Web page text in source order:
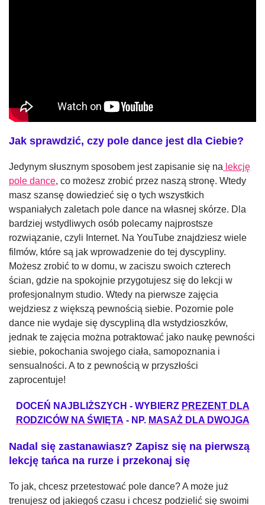
Jak sprawdzić, czy pole dance jest dla Ciebie?
Jedynym słusznym sposobem jest zapisanie się na lekcję
pole dance, co możesz zrobić przez naszą stronę. Wtedy
masz szansę dowiedzieć się o tych wszystkich
wspaniałych zaletach pole dance na własnej skórze. Dla
bardziej wstydliwych osób polecamy najprostsze
rozwiązanie, czyli Internet. Na YouTube znajdziesz wiele
filmów, które są jak wprowadzenie do tej dyscypliny.
Możesz zrobić to w domu, w zaciszu swoich czterech
ścian, gdzie na spokojnie przygotujesz się do lekcji w
profesjonalnym studio. Wtedy na pierwsze zajęcia
wejdziesz z większą pewnością siebie. Pozornie pole
dance nie wydaje się dyscypliną dla wstydzioszków,
jednak te zajęcia można potraktować jako naukę pewności
siebie, pokochania swojego ciała, samopoznania i
sensualności. A to z pewnością w przyszłości
zaprocentuje!
DOCEŃ NAJBLIŻSZYCH - WYBIERZ PREZENT DLA
RODZICÓW NA ŚWIĘTA - NP. MASAŻ DLA DWOJGA
Nadal się zastanawiasz? Zapisz się na pierwszą
lekcję tańca na rurze i przekonaj się
To jak, chcesz przetestować pole dance? A może już
trenujesz od jakiegoś czasu i chcesz podzielić się swoimi